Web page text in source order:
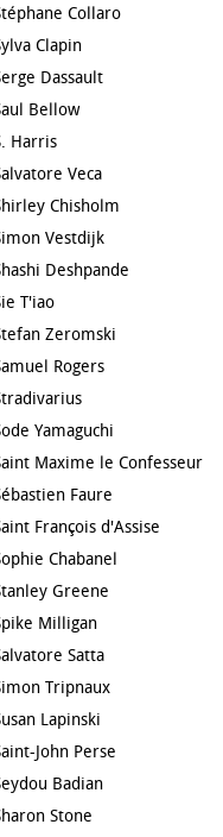
Stéphane Collaro
Sylva Clapin
Serge Dassault
Saul Bellow
S. Harris
Salvatore Veca
Shirley Chisholm
Simon Vestdijk
Shashi Deshpande
Sie T'iao
Stefan Zeromski
Samuel Rogers
Stradivarius
Sode Yamaguchi
Saint Maxime le Confesseur
Sébastien Faure
Saint François d'Assise
Sophie Chabanel
Stanley Greene
Spike Milligan
Salvatore Satta
Simon Tripnaux
Susan Lapinski
Saint-John Perse
Seydou Badian
Sharon Stone